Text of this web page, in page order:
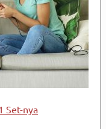
Set-nya